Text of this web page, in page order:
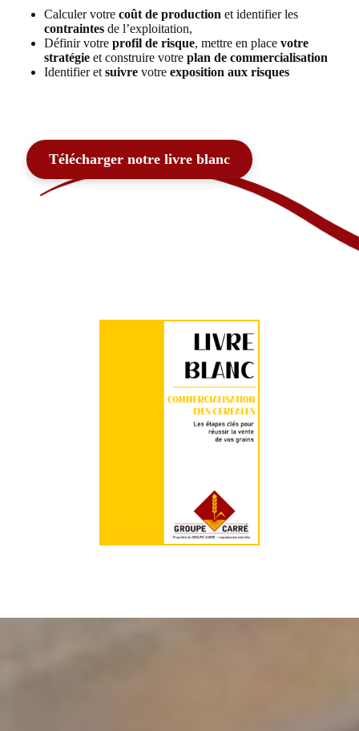
Calculer votre coût de production et identifier les
contraintes de l’exploitation,
Définir votre profil de risque, mettre en place votre
stratégie et construire votre plan de commercialisation
Identifier et suivre votre exposition aux risques
Télécharger notre livre blanc